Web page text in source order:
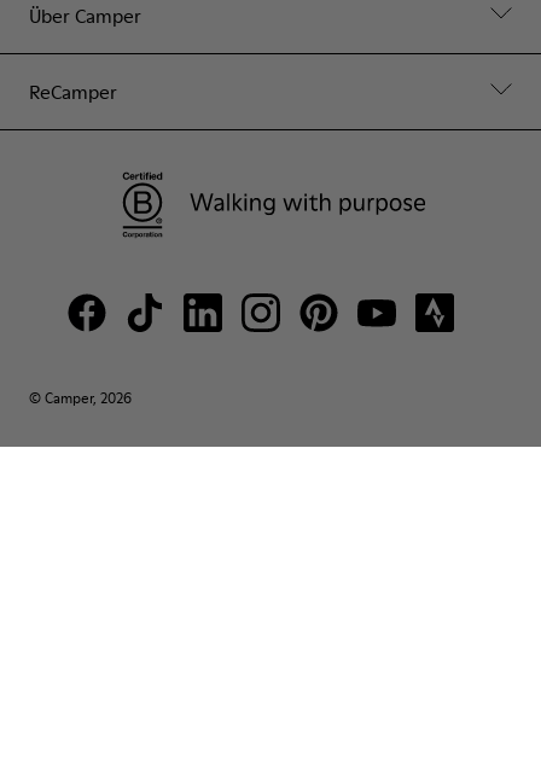
Über Camper
ReCamper
© Camper, 2026